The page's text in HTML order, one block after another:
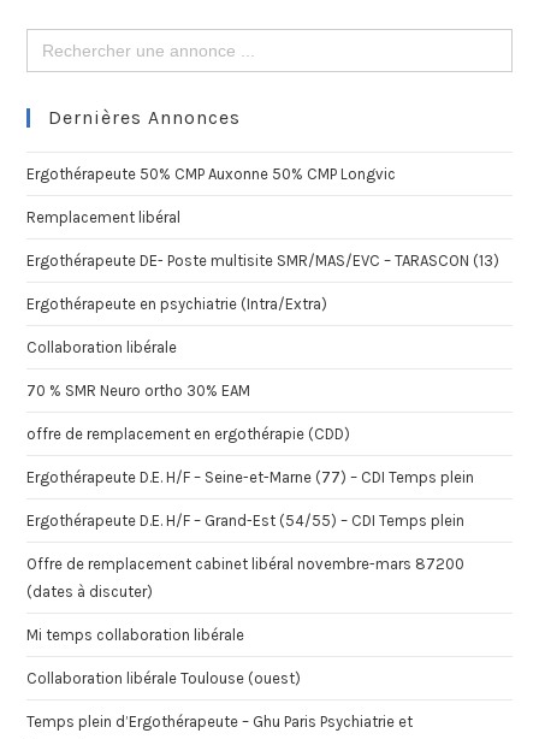
Search
for:
Dernières Annonces
Ergothérapeute 50% CMP Auxonne 50% CMP Longvic
Remplacement libéral
Ergothérapeute DE- Poste multisite SMR/MAS/EVC – TARASCON (13)
Ergothérapeute en psychiatrie (Intra/Extra)
Collaboration libérale
70 % SMR Neuro ortho 30% EAM
offre de remplacement en ergothérapie (CDD)
Ergothérapeute D.E. H/F – Seine-et-Marne (77) – CDI Temps plein
Ergothérapeute D.E. H/F – Grand-Est (54/55) – CDI Temps plein
Offre de remplacement cabinet libéral novembre-mars 87200
(dates à discuter)
Mi temps collaboration libérale
Collaboration libérale Toulouse (ouest)
Temps plein d’Ergothérapeute – Ghu Paris Psychiatrie et